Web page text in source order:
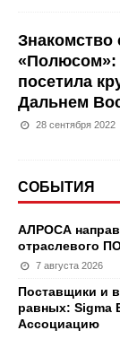
Знакомство
«Полюсом»:
посетила
Дальнем
28 сентября 2022
СОБЫТИЯ
АЛРОСА
отраслевого
7 августа 2026
Поставщики и
равных: Sigma
Ассоциацию